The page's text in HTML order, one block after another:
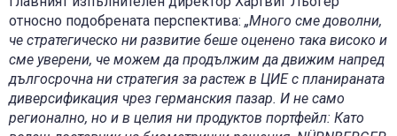
относно подобрената перспектива: „Много сме доволни,
че стратегическо ни развитие беше оценено така високо и
сме уверени, че можем да продължим да движим напред
дългосрочна ни стратегия за растеж в ЦИЕ с планираната
диверсификация чрез германския пазар. И не само
регионално, но и в целия ни продуктов портфейл: Като